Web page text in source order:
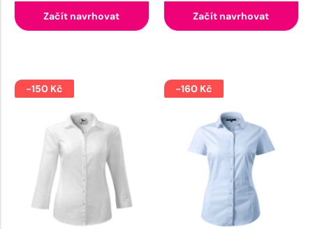
Začít navrhovat Začít navrhovat
-150 Kč -160 Kč